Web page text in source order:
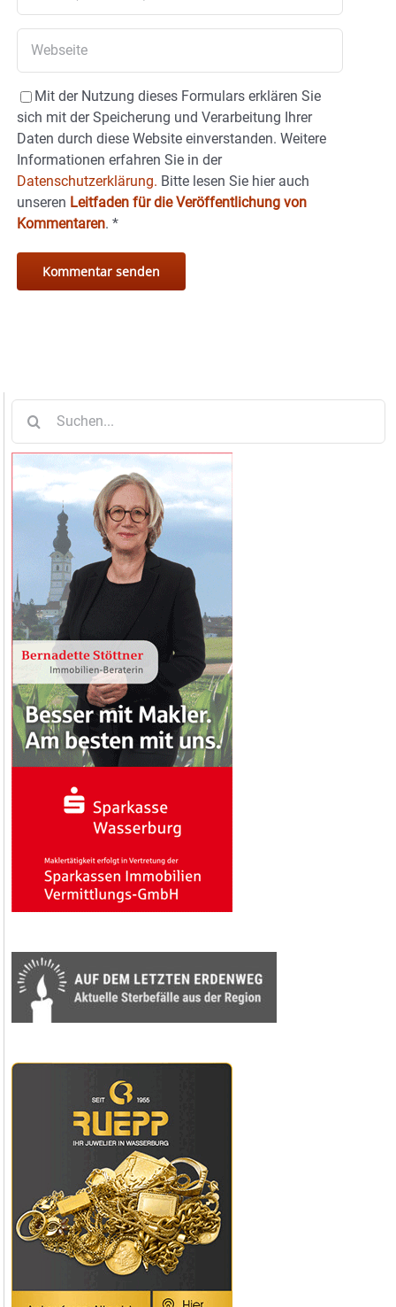
Mit der Nutzung dieses Formulars erklären Sie
sich mit der Speicherung und Verarbeitung Ihrer
Daten durch diese Website einverstanden. Weitere
Informationen erfahren Sie in der
Datenschutzerklärung. Bitte lesen Sie hier auch
unseren Leitfaden für die Veröffentlichung von
Kommentaren. *
nach: